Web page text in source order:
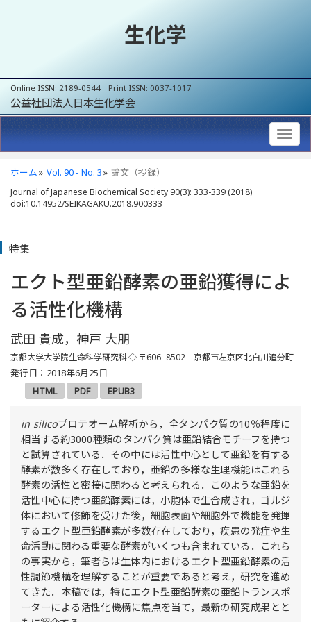
生化学
Online ISSN: 2189-0544 Print ISSN: 0037-1017
公益社団法人日本生化学会
ホーム Vol. 90 - No. 3 論文（抄録）
Journal of Japanese Biochemical Society 90(3): 333-339 (2018)
doi:10.14952/SEIKAGAKU.2018.900333
特集
エクト型亜鉛酵素の亜鉛獲得によ
る活性化機構
武田 貴成，神戸 大朋
京都大学大学院生命科学研究科◇ 〒606–8502 京都市左京区北白川追分町
発行日：2018年6月25日
HTML
PDF EPUB3
in silicoプロテオーム解析から，全タンパク質の10％程度に
相当する約3000種類のタンパク質は亜鉛結合モチーフを持つ
と試算されている．その中には活性中心として亜鉛を有する
酵素が数多く存在しており，亜鉛の多様な生理機能はこれら
酵素の活性と密接に関わると考えられる．このような亜鉛を
活性中心に持つ亜鉛酵素には，小胞体で生合成され，ゴルジ
体において修飾を受けた後，細胞表面や細胞外で機能を発揮
するエクト型亜鉛酵素が多数存在しており，疾患の発症や生
命活動に関わる重要な酵素がいくつも含まれている．これら
の事実から，筆者らは生体内におけるエクト型亜鉛酵素の活
性調節機構を理解することが重要であると考え，研究を進め
てきた．本稿では，特にエクト型亜鉛酵素の亜鉛トランスポ
ーターによる活性化機構に焦点を当て，最新の研究成果とと